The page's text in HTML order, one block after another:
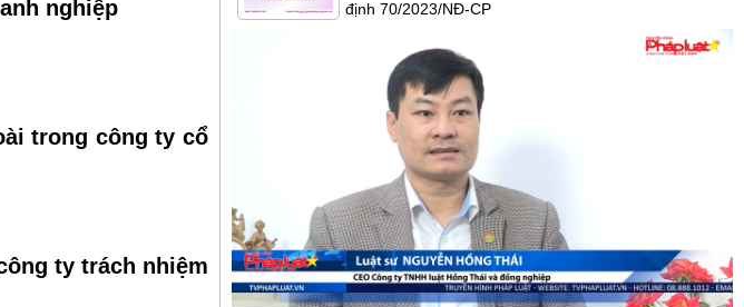
nghiệp
trong công ty cổ
ty trách nhiệm
định 70/2023/NĐ-CP